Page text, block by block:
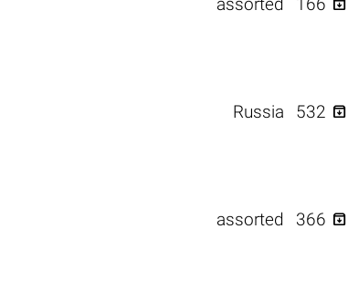
assorted 166
Russia 532 
assorted 366 